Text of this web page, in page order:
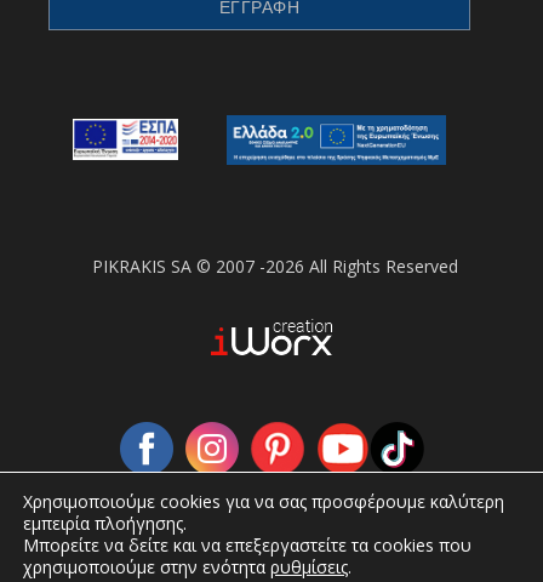
PIKRAKIS SA © 2007 -2026 All Rights Reserved
Χρησιμοποιούμε cookies για να σας προσφέρουμε καλύτερη
εμπειρία πλοήγησης.
Μπορείτε να δείτε και να επεξεργαστείτε τα cookies που
χρησιμοποιούμε στην ενότητα ρυθμίσεις.